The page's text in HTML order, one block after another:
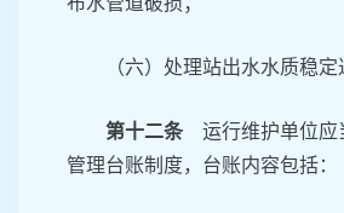
（六）处理站出水水质稳定
第十二条 运行维护单位应
管理台账制度，台账内容包括：